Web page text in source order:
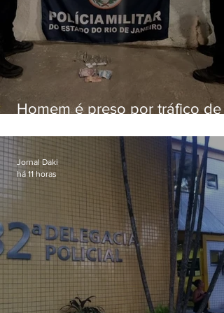
Homem é preso por tráfico de
Jornal Daki
há 11 horas